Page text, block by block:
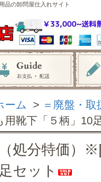
品の卸問屋仕入れサイト
ーム > ＝廃盤・
用靴下「５柄」10
（処分特価）
足セット